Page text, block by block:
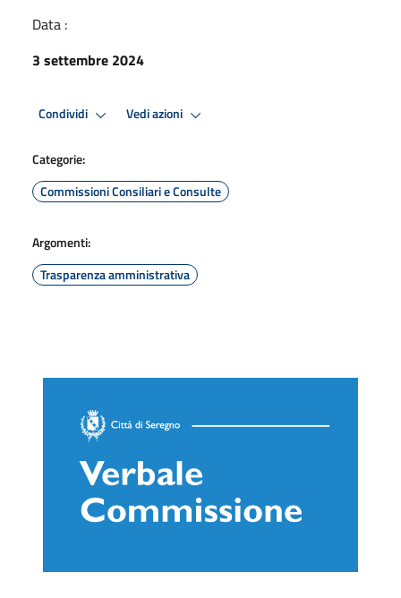
Data :
3 settembre 2024
Condividi Vedi azioni
Categorie:
Commissioni Consiliari e Consulte
Argomenti:
Trasparenza amministrativa